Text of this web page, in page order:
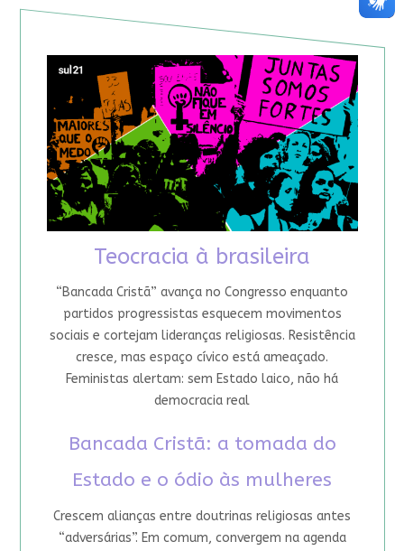
Teocracia à brasileira
“Bancada Cristã” avança no Congresso enquanto
partidos progressistas esquecem movimentos
sociais e cortejam lideranças religiosas. Resistência
cresce, mas espaço cívico está ameaçado.
Feministas alertam: sem Estado laico, não há
democracia real
Bancada Cristã: a tomada do
Estado e o ódio às mulheres
Crescem alianças entre doutrinas religiosas antes
“adversárias”. Em comum, convergem na agenda